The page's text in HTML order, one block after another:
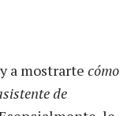
a mostrarte cómo
de